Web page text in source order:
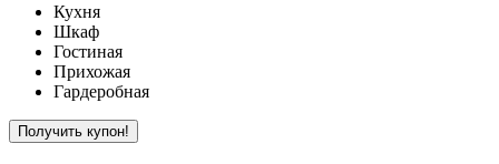
Кухня
Шкаф
Гостиная
Прихожая
Гардеробная